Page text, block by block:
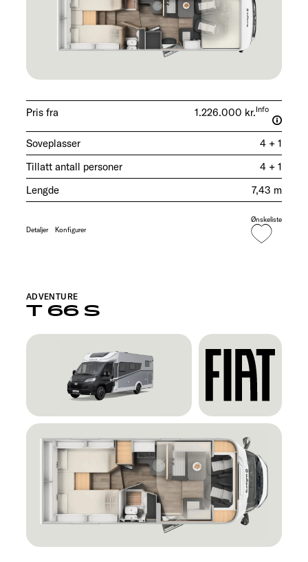
Pris fra 1.226.000 kr.Info
Soveplasser
4 + 1
Tillatt antall personer
4 + 1
Lengde
7,43 m
Detaljer Konfigurer
Ønskeliste
T 66 S
ADVENTURE